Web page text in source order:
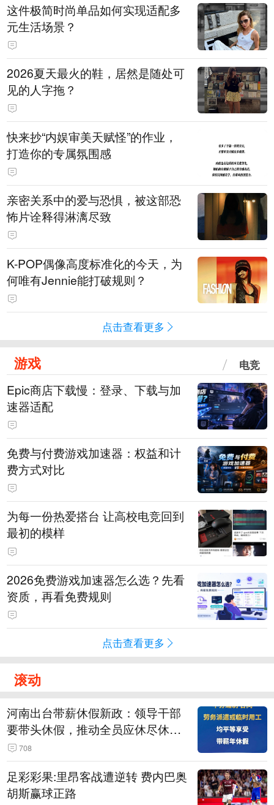
这件极简时尚单品如何实现适配多
元生活场景？
2026夏天最火的鞋，居然是随处可
见的人字拖？
快来抄“内娱审美天赋怪”的作业，
打造你的专属氛围感
亲密关系中的爱与恐惧，被这部恐
怖片诠释得淋漓尽致
K-POP偶像高度标准化的今天，为
何唯有Jennie能打破规则？
点击查看更多
游戏 电竞
Epic商店下载慢：登录、下载与加
速器适配
免费与付费游戏加速器：权益和计
费方式对比
为每一份热爱搭台 让高校电竞回到
最初的模样
2026免费游戏加速器怎么选？先看
资质，再看免费规则
点击查看更多
滚动
河南出台带薪休假新政：领导干部
要带头休假，推动全员应休尽休、
休满休足，对纸面休假、弄虚作假
的机关事业单位约谈通报、限期整
改
708
足彩彩果:里昂客战遭逆转 费内巴奥
胡斯赢球正路